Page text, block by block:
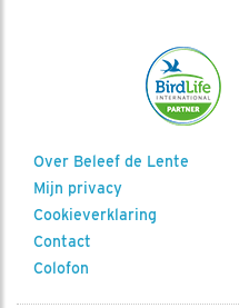
Over Beleef de Lente
Mijn privacy
Cookieverklaring
Contact
Colofon